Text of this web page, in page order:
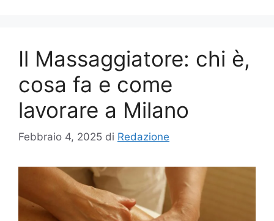
Il Massaggiatore: chi è,
cosa fa e come
lavorare a Milano
Febbraio 4, 2025 di Redazione